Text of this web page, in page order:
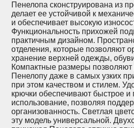
Пенелопа сконструирована из
делает ее устойчивой к
и обеспечивает высокую
Функциональность прихожей
практичным дизайном.
отделения, которые позволяют
хранение верхней одежды,
Компактные размеры позволяют
Пенелопу даже в самых узких
при этом качеством и стилем.
крючки обеспечивают быстрое и
использование, позволяя
организованность. Светлая
эту модель универсальной.